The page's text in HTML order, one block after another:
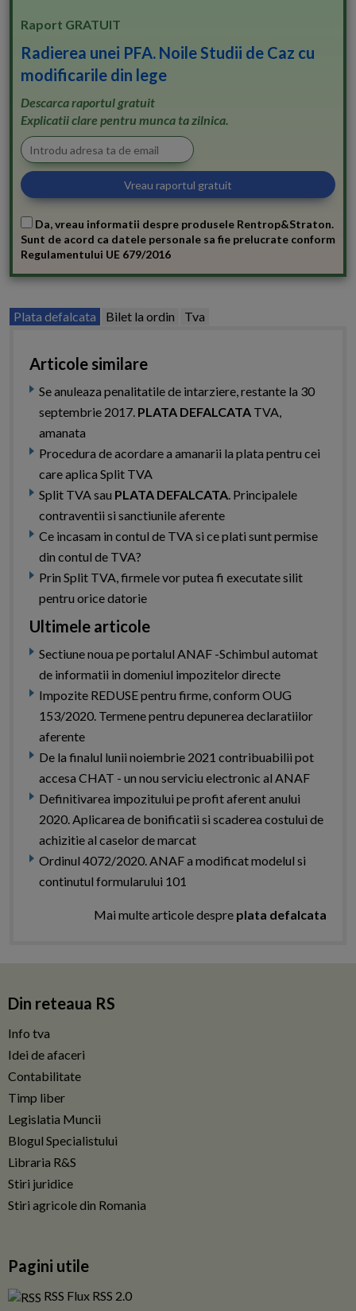
Raport GRATUIT
Radierea unei PFA. Noile Studii de Caz cu
modificarile din lege
Descarca raportul gratuit
Explicatii clare pentru munca ta zilnica.
Da, vreau informatii despre produsele Rentrop&Straton.
Sunt de acord ca datele personale sa fie prelucrate conform
Regulamentului UE 679/2016
Plata defalcata Bilet la ordin Tva
Articole similare
Se anuleaza penalitatile de intarziere, restante la 30
septembrie 2017. PLATA DEFALCATA TVA,
amanata
Procedura de acordare a amanarii la plata pentru cei
care aplica Split TVA
Split TVA sau PLATA DEFALCATA. Principalele
contraventii si sanctiunile aferente
Ce incasam in contul de TVA si ce plati sunt permise
din contul de TVA?
Prin Split TVA, firmele vor putea fi executate silit
pentru orice datorie
Ultimele articole
Sectiune noua pe portalul ANAF -Schimbul automat
de informatii in domeniul impozitelor directe
Impozite REDUSE pentru firme, conform OUG
153/2020. Termene pentru depunerea declaratiilor
aferente
De la finalul lunii noiembrie 2021 contribuabilii pot
accesa CHAT - un nou serviciu electronic al ANAF
Definitivarea impozitului pe profit aferent anului
2020. Aplicarea de bonificatii si scaderea costului de
achizitie al caselor de marcat
Ordinul 4072/2020. ANAF a modificat modelul si
continutul formularului 101
Mai multe articole despre plata defalcata
Din reteaua RS
Info tva
Idei de afaceri
Contabilitate
Timp liber
Legislatia Muncii
Blogul Specialistului
Libraria R&S
Stiri juridice
Stiri agricole din Romania
Pagini utile
RSS Flux RSS 2.0